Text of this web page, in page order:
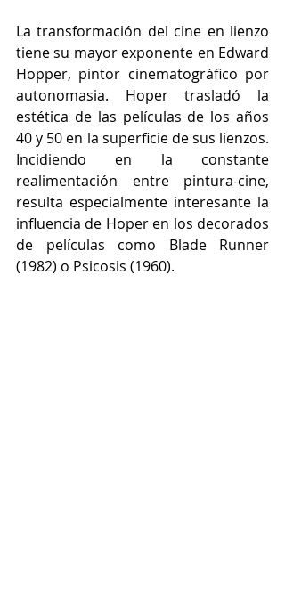
La transformación del cine en lienzo
tiene su mayor exponente en Edward
Hopper, pintor cinematográfico por
autonomasia. Hoper trasladó la
estética de las películas de los años
40 y 50 en la superficie de sus lienzos.
Incidiendo en la constante
realimentación entre pintura-cine,
resulta especialmente interesante la
influencia de Hoper en los decorados
de películas como Blade Runner
(1982) o Psicosis (1960).